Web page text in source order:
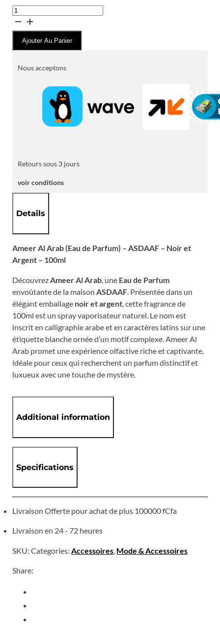
quantité
de
Ameer
(Eau
Ajouter Au Panier
Nous acceptons
Retours sous 3 jours
voir conditions
Details
Ameer Al Arab (Eau de Parfum) – ASDAAF – Noir et
Argent – 100ml
Découvrez Ameer Al Arab , une Eau de Parfum
envoûtante de la maison ASDAAF . Présentée dans un
élégant emballage noir et argent , cette fragrance de
100ml est un spray vaporisateur naturel. Le nom est
inscrit en calligraphie arabe et en caractères latins sur une
étiquette blanche ornée d’un motif complexe. Ameer Al
Arab promet une expérience olfactive riche et captivante,
idéale pour ceux qui recherchent un parfum distinctif et
luxueux avec une touche de mystère.
Additional information
Specifications
Livraison Offerte pour achat de plus 100000 fCfa
Livraison en 24 - 72 heures
SKU:Categories: Accessoires Mode & Accessoires
Share: